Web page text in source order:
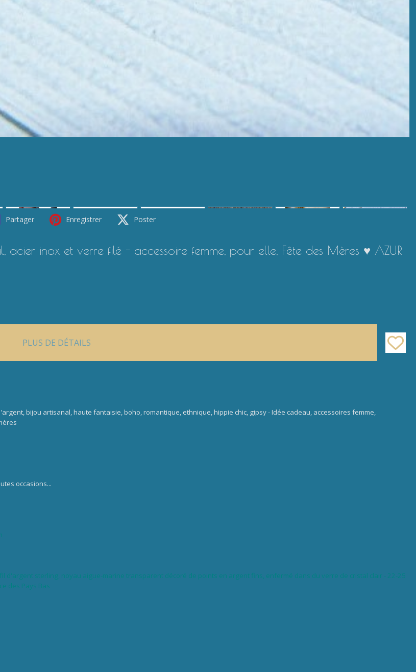
Partager Enregistrer Poster
acier inox et verre filé - accessoire femme, pour elle, Fête des Mères ♥ AZUR
PLUS DE DÉTAILS
bijou artisanal, haute fantaisie, boho, romantique, ethnique, hippie chic, gipsy - Idée cadeau, accessoires femme,
occasions...
d'argent sterling, noyau aigue-marine transparent décoré de points en argent fins, enfermé dans du verre de cristal clair - 22-25
des Pays Bas